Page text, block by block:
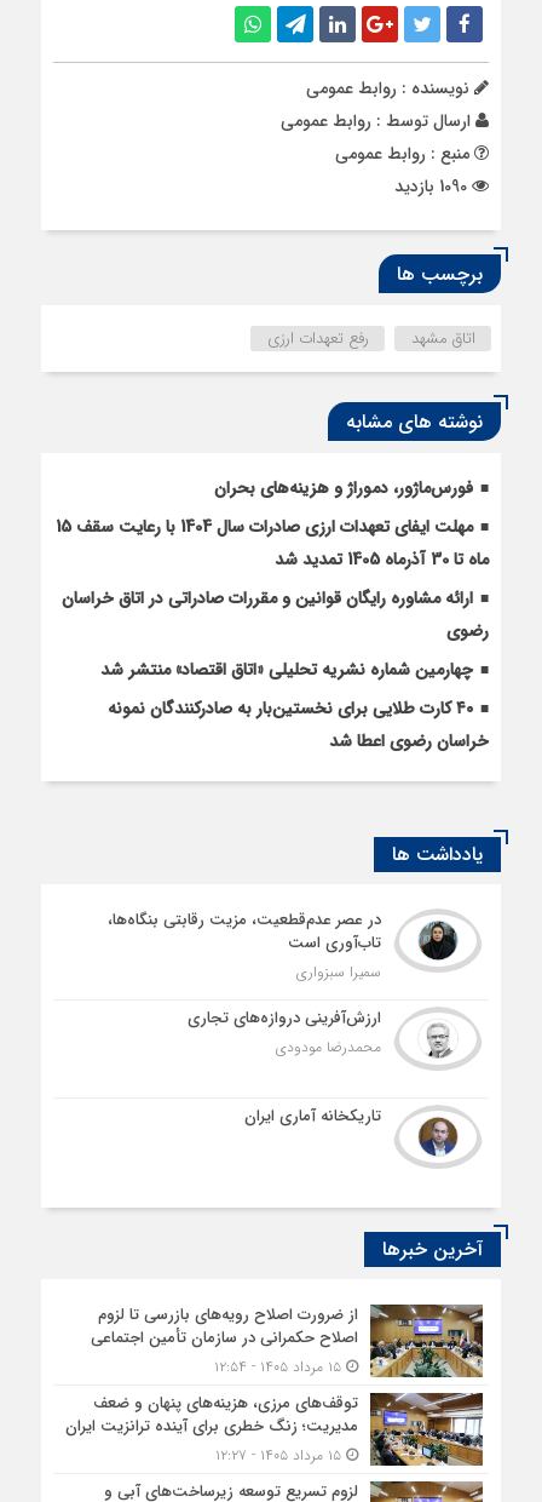
نویسنده : روابط عمومی
ارسال توسط : روابط عمومی
منبع : روابط عمومی
برچسب ها
اتاق مشهد رفع تعهدات ارزی
نوشته های مشابه
فورس‌ماژور، دموراژ و هزینه‌های بحران
مهلت ایفای تعهدات ارزی صادرات سال 1404 با رعایت سقف 15
ماه تا 30 آذرماه 1405 تمدید شد
ارائه مشاوره رایگان قوانین و مقررات صادراتی در اتاق خراسان
رضوی
چهارمین شماره نشریه تحلیلی «اتاق اقتصاد» منتشر شد
۴۰ کارت طلایی برای نخستین‌بار به صادرکنندگان نمونه
خراسان رضوی اعطا شد
یادداشت ها
در عصر عدم‌قطعیت، مزیت رقابتی بنگاه‌ها،
تاب‌آوری است
سمیرا سبزواری
ارزش‌آفرینی دروازه‌های تجاری
محمدرضا مودودی
تاریکخانه آماری ایران
آخرین خبرها
از ضرورت اصلاح رویه‌های بازرسی تا لزوم
اصلاح حکمرانی در سازمان تأمین اجتماعی
۱۵ مرداد ۱۴۰۵ - ۱۲:۵۴
توقف‌های مرزی، هزینه‌های پنهان و ضعف
مدیریت؛ زنگ خطری برای آینده ترانزیت ایران
۱۵ مرداد ۱۴۰۵ - ۱۲:۲۷
لزوم تسریع توسعه زیرساخت‌های آبی و